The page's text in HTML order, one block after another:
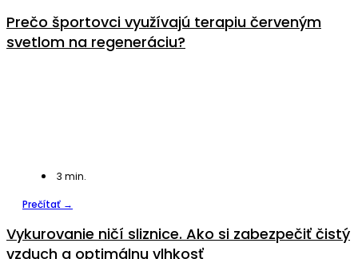
Prečo športovci využívajú terapiu červeným
svetlom na regeneráciu?
3 min.
Prečítať →
Vykurovanie ničí sliznice. Ako si zabezpečiť čistý
vzduch a optimálnu vlhkosť